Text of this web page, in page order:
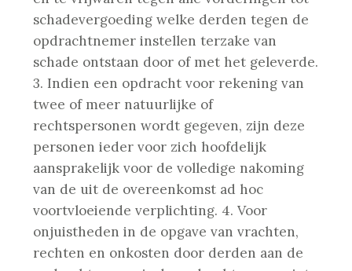
schadevergoeding welke derden tegen de
opdrachtnemer instellen terzake van
schade ontstaan door of met het geleverde.
3. Indien een opdracht voor rekening van
twee of meer natuurlijke of
rechtspersonen wordt gegeven, zijn deze
personen ieder voor zich hoofdelijk
aansprakelijk voor de volledige nakoming
van de uit de overeenkomst ad hoc
voortvloeiende verplichting. 4. Voor
onjuistheden in de opgave van vrachten,
rechten en onkosten door derden aan de